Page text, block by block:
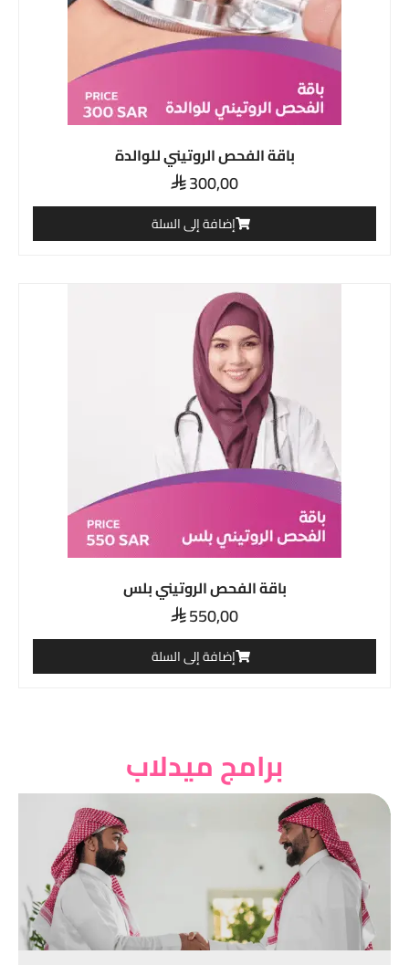
باقة الفحص الروتيني للوالدة
300,00
إضافة إلى السلة
باقة الفحص الروتيني بلس
550,00
إضافة إلى السلة
برامج ميدلاب